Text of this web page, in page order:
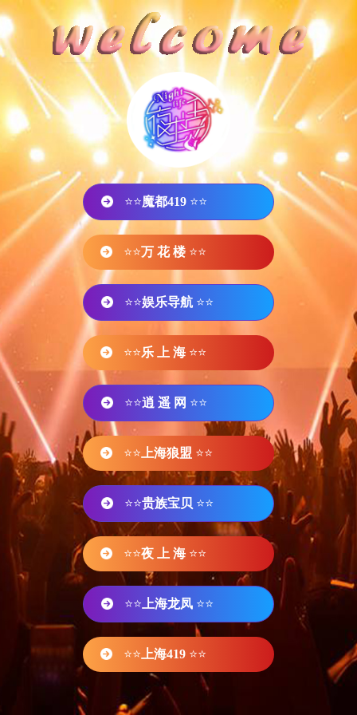
⭐⭐魔都419 ⭐⭐
⭐⭐万 花 楼 ⭐⭐
⭐⭐娱乐导航 ⭐⭐
⭐⭐乐 上 海 ⭐⭐
⭐⭐逍 遥 网 ⭐⭐
⭐⭐ 上海狼盟 ⭐⭐
⭐⭐贵族宝贝 ⭐⭐
⭐⭐夜 上 海 ⭐⭐
⭐⭐ 上海龙凤 ⭐⭐
⭐⭐ 上海419 ⭐⭐